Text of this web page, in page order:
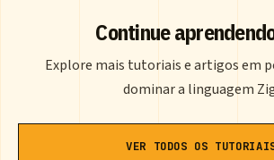
Continue
Explore mais tutoriais e artigos em
dominar a linguagem
VER TODOS OS